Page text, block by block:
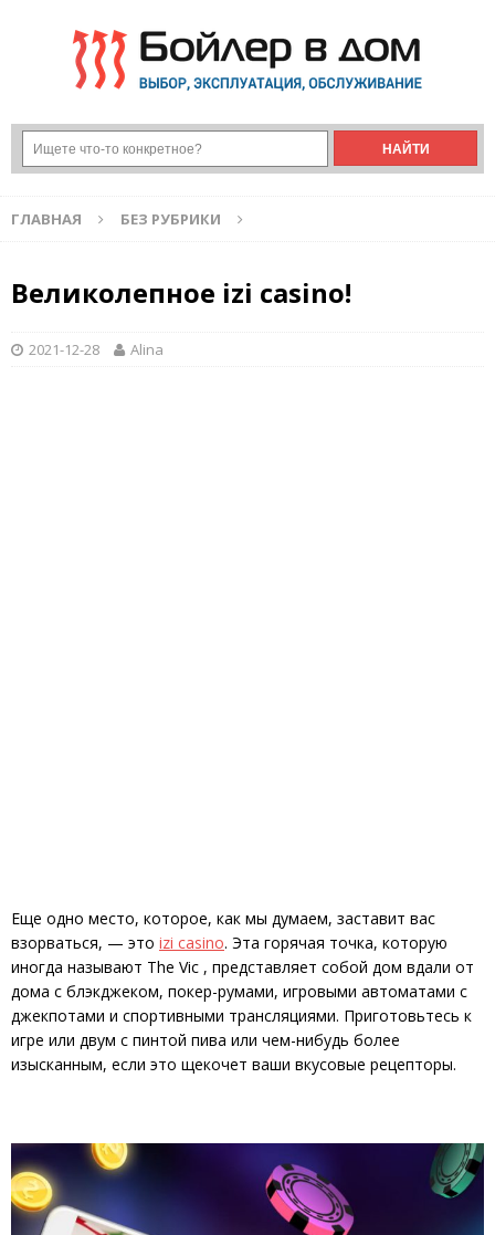
ГЛАВНАЯ БЕЗ РУБРИКИ
Великолепное izi casino!
2021-12-28 Alina
Еще одно место, которое, как мы думаем, заставит вас
взорваться, — это izi casino. Эта горячая точка, которую
иногда называют The Vic , представляет собой дом вдали от
дома с блэкджеком, покер-румами, игровыми автоматами с
джекпотами и спортивными трансляциями. Приготовьтесь к
игре или двум с пинтой пива или чем-нибудь более
изысканным, если это щекочет ваши вкусовые рецепторы.